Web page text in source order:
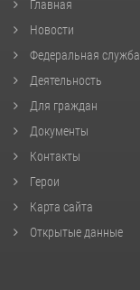
Главная
Новости
Федеральная служба
Деятельность
Для граждан
Документы
Контакты
Герои
Карта сайта
Открытые данные